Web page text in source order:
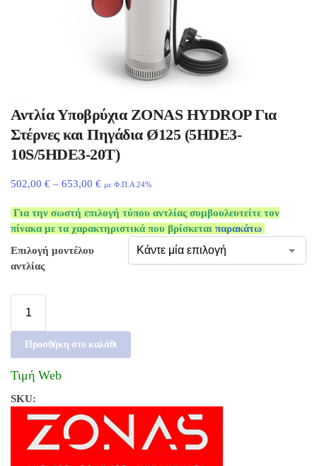
Αντλία Υποβρύχια ZONAS HYDROP Για
Στέρνες και Πηγάδια Ø125 (5HDE3-
10S/5HDE3-20T)
502,00 € – 653,00 € με Φ.Π.Α 24%
Για την σωστή επιλογή τύπου αντλίας συμβουλευτείτε τον
πίνακα με τα χαρακτηριστικά που βρίσκεται παρακάτω
Επιλογή μοντέλου
αντλίας
Προσθήκη στο καλάθι
Τιμή Web
SKU: